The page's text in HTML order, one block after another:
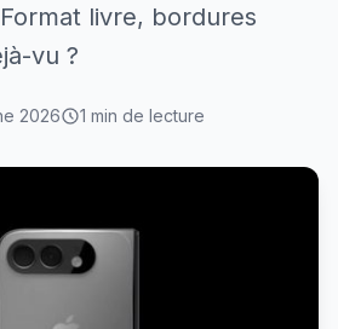
livre, bordures
vu ?
2026 1 min de lecture